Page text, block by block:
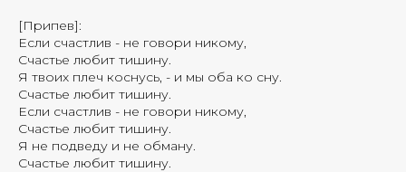
[Припев]:
Если счастлив - не говори никому,
Счастье любит тишину.
Я твоих плеч коснусь, - и мы оба ко сну.
Счастье любит тишину.
Если счастлив - не говори никому,
Счастье любит тишину.
Я не подведу и не обману.
Счастье любит тишину.